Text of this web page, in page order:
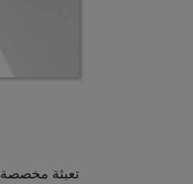
تعبئة مخصصة